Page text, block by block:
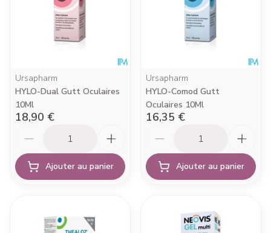
Ursapharm
HYLO-Dual Gutt Oculaires
10Ml
18,90 €
Ajouter au panier
Ursapharm
HYLO-Comod Gutt
Oculaires 10Ml
16,35 €
Ajouter au panier